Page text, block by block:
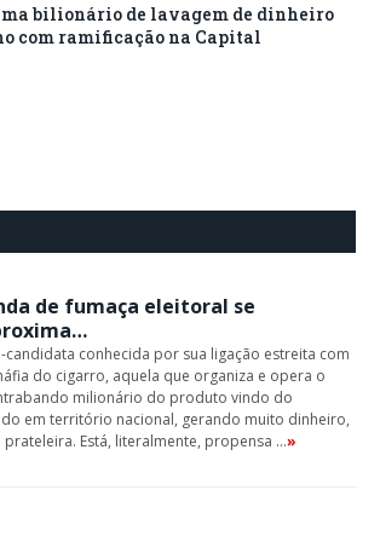
bilionário de lavagem de dinheiro
com ramificação na Capital
de fumaça eleitoral se
candidata conhecida por sua ligação estreita com
do cigarro, aquela que organiza e opera o
milionário do produto vindo do
em território nacional, gerando muito dinheiro,
Está, literalmente, propensa …»